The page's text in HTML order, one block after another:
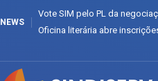
NEWS
Vote SIM pelo PL da
Oficina literária abre